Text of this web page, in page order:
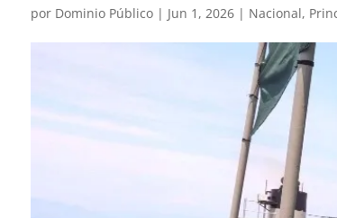
por Dominio Público| Jun 1, 2026| Nacional,